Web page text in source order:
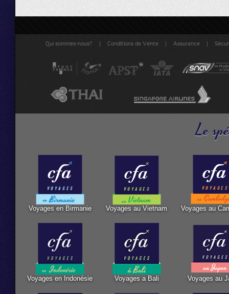
Qui sommes-nous? | Conditions de Vente | Assurance |
Le
Voyages en Birmanie Voyages au Vietnam Voyages au
Voyages en Indonésie Voyages a Bali Voyages au